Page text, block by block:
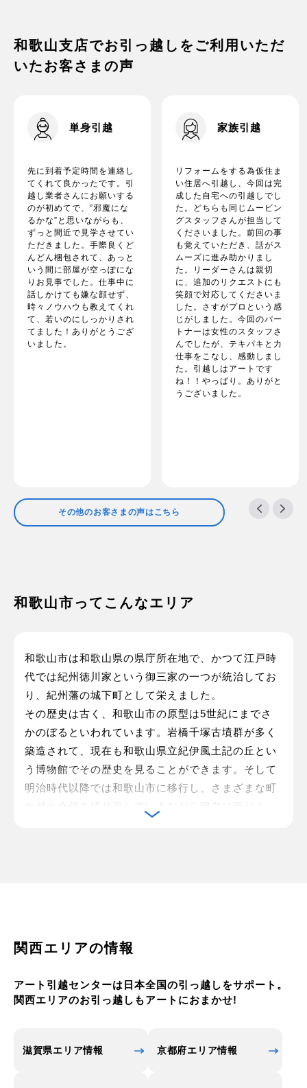
和歌山支店でお引っ越しをご利用いただ
いたお客さまの声
単身引越
先に到着予定時間を連絡し
てくれて良かったです。引
越し業者さんにお願いする
のが初めてで、”邪魔にな
るかな”と思いながらも、
ずっと間近で見学させてい
ただきました。手際良くど
んどん梱包されて、あっと
いう間に部屋が空っぽにな
りお見事でした。仕事中に
話しかけても嫌な顔せず、
時々ノウハウも教えてくれ
て、若いのにしっかりされ
てました！ありがとうござ
いました。
家族引越
リフォームをする為仮住ま
い住居へ引越し、今回は完
成した自宅への引越しでし
た。どちらも同じムービン
グスタッフさんが担当して
くださいました。前回の事
も覚えていただき、話がス
ムーズに進み助かりまし
た。リーダーさんは親切
に、追加のリクエストにも
笑顔で対応してくださいま
した。さすがプロという感
じがしました。今回のパー
トナーは女性のスタッフさ
んでしたが、テキパキと力
仕事をこなし、感動しまし
た。引越しはアートです
ね！！やっぱり。ありがと
うございました。
その他のお客さまの声はこちら
和歌山市ってこんなエリア
和歌山市は和歌山県の県庁所在地で、かつて江戸時
代では紀州徳川家という御三家の一つが統治してお
り、紀州藩の城下町として栄えました。
その歴史は古く、和歌山市の原型は5世紀にまでさ
かのぼるといわれています。岩橋千塚古墳群が多く
築造されて、現在も和歌山県立紀伊風土記の丘とい
う博物館でその歴史を見ることができます。そして
明治時代以降では和歌山市に移行し、さまざまな町
や村と合併を繰り返していきながら現在に至りま
ぎわっています。フォルテワジマでは天然温泉も楽
ており、大河ドラマなどで徳川吉宗などの紀州徳川
ている和歌山城や国の名勝とされている養翠園で
関西エリアの情報
アート引越センターは日本全国の引っ越しをサポート。
関西エリアのお引っ越しもアートにおまかせ!
滋賀県エリア情報 京都府エリア情報